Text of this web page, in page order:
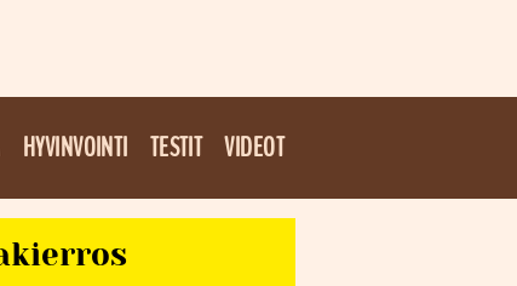
HYVINVOINTI TESTIT VIDEOT